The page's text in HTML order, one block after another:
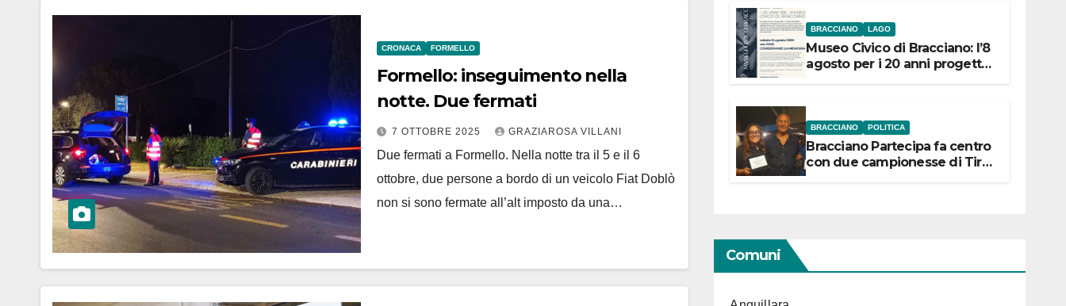
CRONACA FORMELLO
Formello: inseguimento nella
notte. Due fermati
7 OTTOBRE 2025 GRAZIAROSA VILLANI
Due fermati a Formello. Nella notte tra il 5 e il 6
ottobre, due persone a bordo di un veicolo Fiat Doblò
non si sono fermate all’alt imposto da una…
BRACCIANO LAGO
Museo Civico di Bracciano: l’8
agosto per i 20 anni progetto
BRACCIANO POLITICA
Bracciano Partecipa fa centro
con due campionesse di Tiro
Comuni